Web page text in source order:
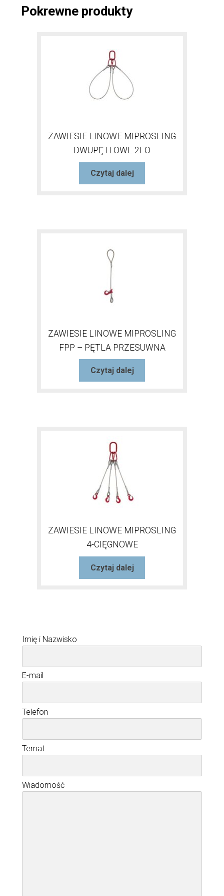
Pokrewne produkty
ZAWIESIE LINOWE MIPROSLING
DWUPĘTLOWE 2FO
Czytaj dalej
ZAWIESIE LINOWE MIPROSLING
FPP – PĘTLA PRZESUWNA
Czytaj dalej
ZAWIESIE LINOWE MIPROSLING
4-CIĘGNOWE
Czytaj dalej
Imię i Nazwisko
E-mail
Telefon
Temat
Wiadomość